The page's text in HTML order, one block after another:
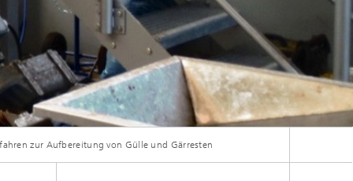
zur Aufbereitung von Gülle und Gärresten